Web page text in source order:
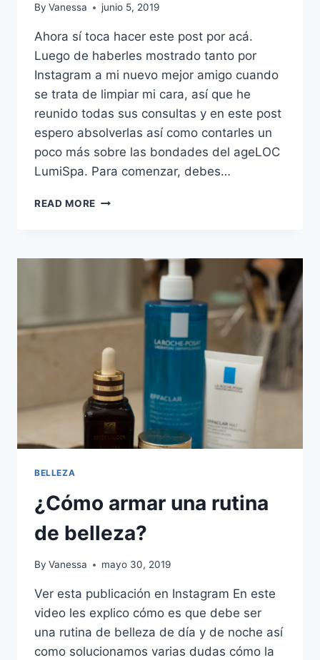
By Vanessa junio 5, 2019
Ahora sí toca hacer este post por acá.
Luego de haberles mostrado tanto por
Instagram a mi nuevo mejor amigo cuando
se trata de limpiar mi cara, así que he
reunido todas sus consultas y en este post
espero absolverlas así como contarles un
poco más sobre las bondades del ageLOC
LumiSpa. Para comenzar, debes…
READ MORE LUMISPA:
PIEL
BELLEZA
¿Cómo armar una rutina
de belleza?
By Vanessa mayo 30, 2019
Ver esta publicación en Instagram En este
video les explico cómo es que debe ser
una rutina de belleza de día y de noche así
como solucionamos varias dudas cómo la